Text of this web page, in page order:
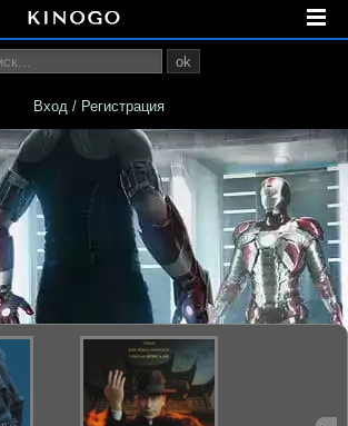
ok
Вход / Регистрация